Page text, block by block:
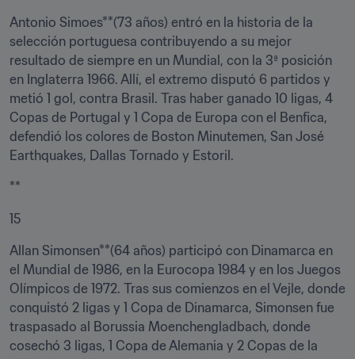
Antonio Simoes**(73 años) entró en la historia de la
selección portuguesa contribuyendo a su mejor
resultado de siempre en un Mundial, con la 3ª posición
en Inglaterra 1966. Allí, el extremo disputó 6 partidos y
metió 1 gol, contra Brasil. Tras haber ganado 10 ligas, 4
Copas de Portugal y 1 Copa de Europa con el Benfica,
defendió los colores de Boston Minutemen, San José
Earthquakes, Dallas Tornado y Estoril.
**
15
Allan Simonsen**(64 años) participó con Dinamarca en
el Mundial de 1986, en la Eurocopa 1984 y en los Juegos
Olímpicos de 1972. Tras sus comienzos en el Vejle, donde
conquistó 2 ligas y 1 Copa de Dinamarca, Simonsen fue
traspasado al Borussia Moenchengladbach, donde
cosechó 3 ligas, 1 Copa de Alemania y 2 Copas de la